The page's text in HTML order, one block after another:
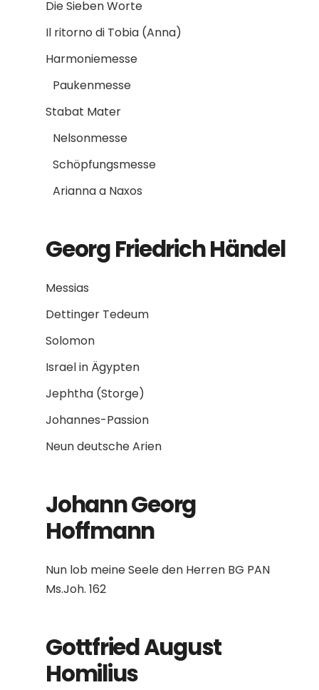
Die Sieben Worte
Il ritorno di Tobia (Anna)
Harmoniemesse
Paukenmesse
Stabat Mater
Nelsonmesse
Schöpfungsmesse
Arianna a Naxos
Georg Friedrich Händel
Messias
Dettinger Tedeum
Solomon
Israel in Ägypten
Jephtha (Storge)
Johannes-Passion
Neun deutsche Arien
Johann Georg
Hoffmann
Nun lob meine Seele den Herren BG PAN
Ms.Joh. 162
Gottfried August
Homilius